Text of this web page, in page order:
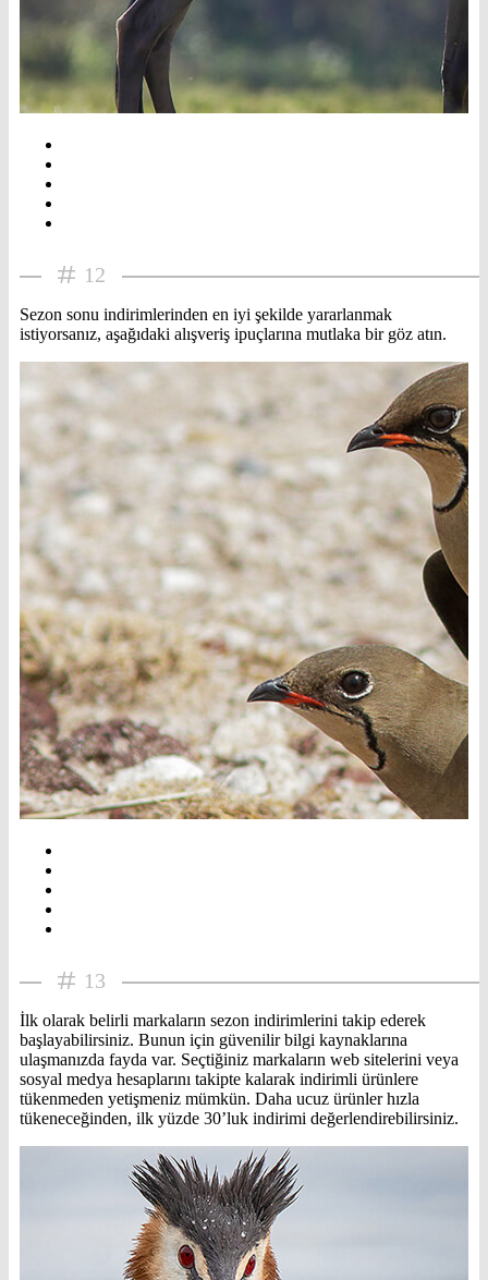
12
Sezon sonu indirimlerinden en iyi şekilde yararlanmak
istiyorsanız, aşağıdaki alışveriş ipuçlarına mutlaka bir göz atın.
13
İlk olarak belirli markaların sezon indirimlerini takip ederek
başlayabilirsiniz. Bunun için güvenilir bilgi kaynaklarına
ulaşmanızda fayda var. Seçtiğiniz markaların web sitelerini veya
sosyal medya hesaplarını takipte kalarak indirimli ürünlere
tükenmeden yetişmeniz mümkün. Daha ucuz ürünler hızla
tükeneceğinden, ilk yüzde 30’luk indirimi değerlendirebilirsiniz.